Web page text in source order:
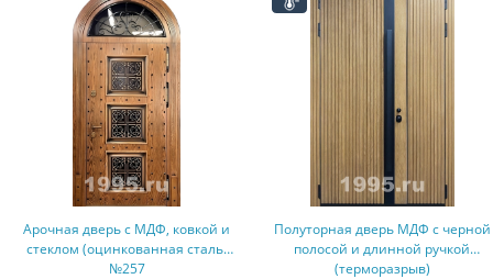
и
Полуторная дверь МДФ с черной
полосой и длинной ручкой
(терморазрыв)
Черная дверь
остекленной